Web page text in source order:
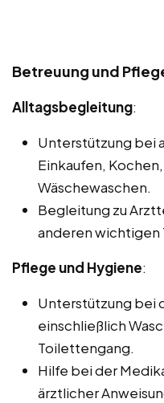
Betreuung und
Alltagsbegleitung:
Unterstützung bei
Einkaufen,
Wäschewaschen.
Begleitung zu
anderen wichtigen
Pflege und Hygiene:
Unterstützung bei
einschließlich
Toilettengang.
Hilfe bei der
ärztlicher